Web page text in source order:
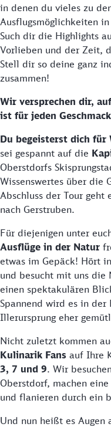
in denen du vieles zu
Ausflugsmöglichkeiten
Such dir die Highlights
Vorlieben und der Zeit,
Stell dir so deine ganz
zusammen!
Wir versprechen dir,
ist für jeden
Du begeisterst dich für
sei gespannt auf die
Oberstdorfs
Wissenswertes über die
Abschluss der Tour geht
nach Gerstruben.
Für diejenigen unter
Ausflüge in der Natur
etwas im Gepäck! Hört
und besucht mit uns die
einen spektakulären
Spannend wird es in
Illerursprung eher
Nicht zuletzt kommen
Kulinarik Fans auf Ihre
3, 7 und 9. Wir
Oberstdorf, machen
und flanieren durch ein
Und nun heißt es Augen